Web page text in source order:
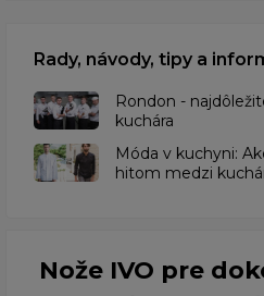
Rady, návody, tipy a
Rondon -
kuchára
​Móda v kuchyni:
hitom medzi
Nože IVO pre